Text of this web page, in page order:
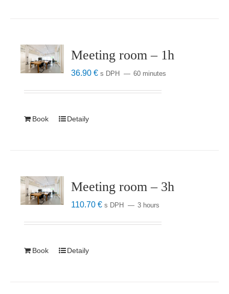
Meeting room – 1h
36.90€ s DPH 60 minutes
Book Detaily
Meeting room – 3h
110.70€ s DPH 3 hours
Book Detaily